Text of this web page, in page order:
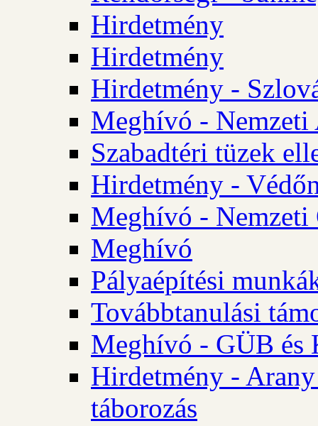
Hirdetmény
Hirdetmény
Hirdetmény -
Meghívó - Nemzeti
Szabadtéri tüzek
Hirdetmény -
Meghívó - Nemzeti
Meghívó
Pályaépítési
Továbbtanulási
Meghívó - GÜB és
Hirdetmény - Arany
táborozás